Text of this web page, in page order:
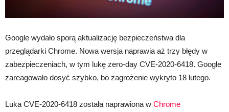
Google wydało sporą aktualizację bezpieczeństwa dla
przeglądarki Chrome. Nowa wersja naprawia aż trzy błędy w
zabezpieczeniach, w tym lukę zero-day CVE-2020-6418. Google
zareagowało dosyć szybko, bo zagrożenie wykryto 18 lutego.
Luka CVE-2020-6418 została naprawiona w Chrome